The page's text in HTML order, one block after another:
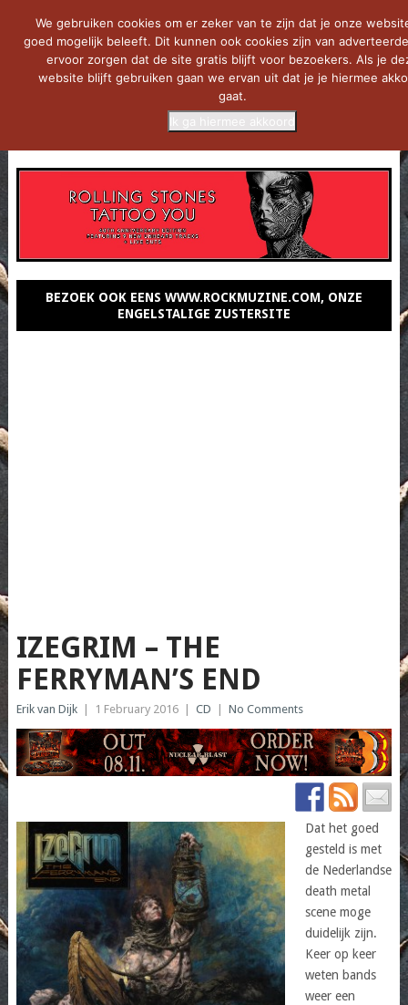
BEZOEK OOK EENS WWW.ROCKMUZINE.COM, ONZE
ENGELSTALIGE ZUSTERSITE
IZEGRIM – THE
FERRYMAN’S END
Erik van Dijk 1 February 2016 CD No Comments
Dat het goed
gesteld is met
de Nederlandse
death metal
scene moge
duidelijk zijn.
Keer op keer
weten bands
weer een
We gebruiken cookies om er zeker van te zijn dat je onze
goed mogelijk beleeft. Dit kunnen ook cookies zijn van
ervoor zorgen dat de site gratis blijft voor bezoekers. Als je
website blijft gebruiken gaan we ervan uit dat je je hiermee
gaat.
Ik ga hiermee akkoord